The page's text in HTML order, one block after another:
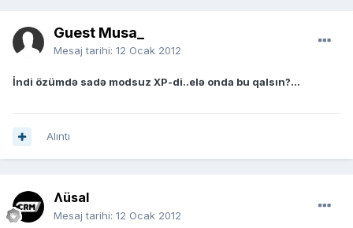
Guest Musa_
Mesaj tarihi: 12 Ocak 2012
İndi özümdə sadə modsuz XP-di..elə onda bu qalsın?...
Alıntı
Ʌüsal
Mesaj tarihi: 12 Ocak 2012